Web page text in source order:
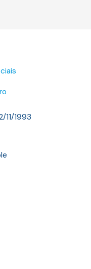
11/1993